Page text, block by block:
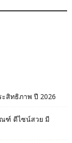
สิทธิภาพ ปี 2026
ฑ์ ดีไซน์สวย มี